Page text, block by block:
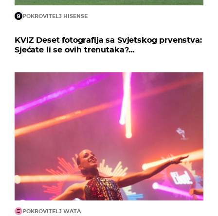
POKROVITELJ HISENSE
KVIZ Deset fotografija sa Svjetskog prvenstva:
Sjećate li se ovih trenutaka?...
POKROVITELJ WATA